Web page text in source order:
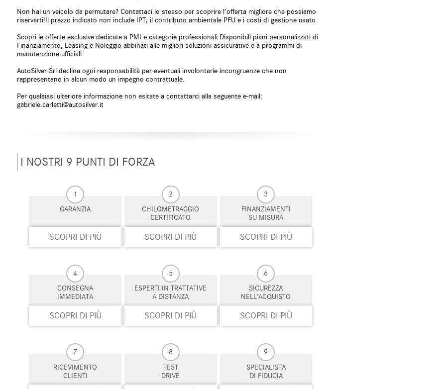
MP3
Park Distance Control
Portellone posteriore elettrico
Regolazione elettrica sedili
Riconoscimento dei segnali stradali
Schermo multifunzione interamente digitale
Sedile passeggero ribaltabile
Sedili riscaldati
Sedili sportivi
Sensore di pioggia
Sensori di parcheggio anteriori
Sensori di parcheggio posteriori
Servosterzo
Sistema di navigazione
Sistema di parcheggio automatico
Touch screen
Vetri oscurati
Volante in pelle
Non hai un veicolo da permutare? Contattaci lo stesso per scoprire l'offerta migliore che possiamo
riservarti!Il prezzo indicato non include IPT, il contributo ambientale PFU e i costi di gestione usato.
Scopri le offerte esclusive dedicate a PMI e categorie professionali.Disponibili piani personalizzati di
Finanziamento, Leasing e Noleggio abbinati alle migliori soluzioni assicurative e a programmi di
manutenzione ufficiali.
AutoSilver Srl declina ogni responsabilità per eventuali involontarie incongruenze che non
rappresentano in alcun modo un impegno contrattuale.
Per qualsiasi ulteriore informazione non esitate a contattarci alla seguente e-mail:
gabriele.carletti@autosilver.it
I NOSTRI 9 PUNTI DI FORZA
1
GARANZIA
SCOPRI DI PIÙ
2
CHILOMETRAGGIO
CERTIFICATO
SCOPRI DI PIÙ
3
FINANZIAMENTI
SU MISURA
SCOPRI DI PIÙ
4
CONSEGNA
IMMEDIATA
SCOPRI DI PIÙ
5
ESPERTI IN TRATTATIVE
A DISTANZA
SCOPRI DI PIÙ
6
SICUREZZA
NELL’ACQUISTO
SCOPRI DI PIÙ
7
RICEVIMENTO
CLIENTI
8
TEST
DRIVE
9
SPECIALISTA
DI FIDUCIA